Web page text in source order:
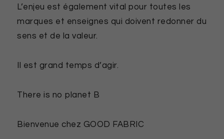
L’enjeu est également vital pour toutes les
marques et enseignes qui doivent redonner du
sens et de la valeur.
Il est grand temps d’agir.
There is no planet B
Bienvenue chez GOOD FABRIC